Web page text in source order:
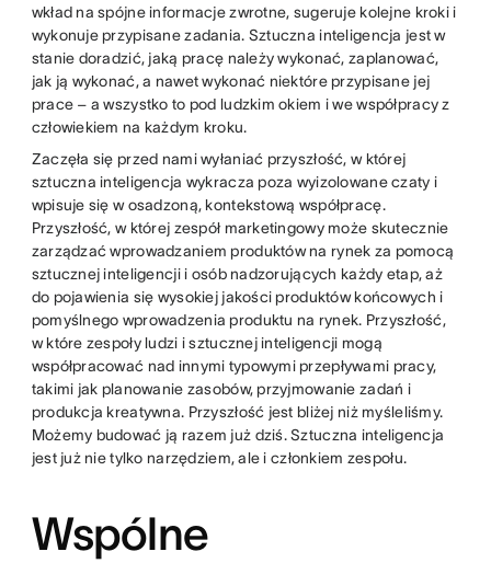
wkład na spójne informacje zwrotne, sugeruje kolejne kroki i
wykonuje przypisane zadania. Sztuczna inteligencja jest w
stanie doradzić, jaką pracę należy wykonać, zaplanować,
jak ją wykonać, a nawet wykonać niektóre przypisane jej
prace – a wszystko to pod ludzkim okiem i we współpracy z
człowiekiem na każdym kroku.
Zaczęła się przed nami wyłaniać przyszłość, w której
sztuczna inteligencja wykracza poza wyizolowane czaty i
wpisuje się w osadzoną, kontekstową współpracę.
Przyszłość, w której zespół marketingowy może skutecznie
zarządzać wprowadzaniem produktów na rynek za pomocą
sztucznej inteligencji i osób nadzorujących każdy etap, aż
do pojawienia się wysokiej jakości produktów końcowych i
pomyślnego wprowadzenia produktu na rynek. Przyszłość,
w które zespoły ludzi i sztucznej inteligencji mogą
współpracować nad innymi typowymi przepływami pracy,
takimi jak planowanie zasobów, przyjmowanie zadań i
produkcja kreatywna. Przyszłość jest bliżej niż myśleliśmy.
Możemy budować ją razem już dziś. Sztuczna inteligencja
jest już nie tylko narzędziem, ale i członkiem zespołu.
Wspólne